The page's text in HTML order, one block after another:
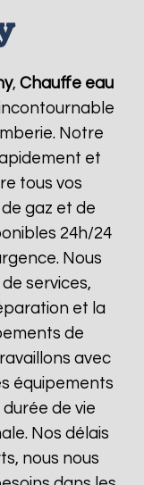
, Chauffe eau
Notre
et
tous vos
gaz et de
24h/24
Nous
services,
et la
de
avec
équipements
de vie
Nos délais
nous nous